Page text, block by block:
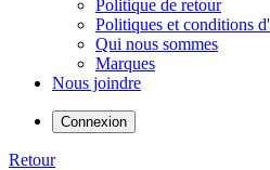
Politique de retour
Politiques et conditions
Qui nous sommes
Marques
Nous joindre
Connexion
Retour